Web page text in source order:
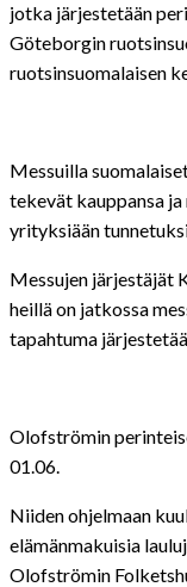
jotka järjestetään
Göteborgin
ruotsinsuomalaisen
Messuilla
tekevät kauppansa
yrityksiään
Messujen järjestäjät
heillä on jatkossa
tapahtuma
Olofströmin
01.06.
Niiden ohjelmaan
elämänmakuisia
Olofströmin